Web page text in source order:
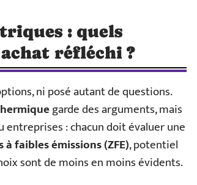
: quels
réfléchi ?
ni posé autant de questions.
garde des arguments, mais
entreprises : chacun doit évaluer une
à faibles émissions (ZFE), potentiel
sont de moins en moins évidents.